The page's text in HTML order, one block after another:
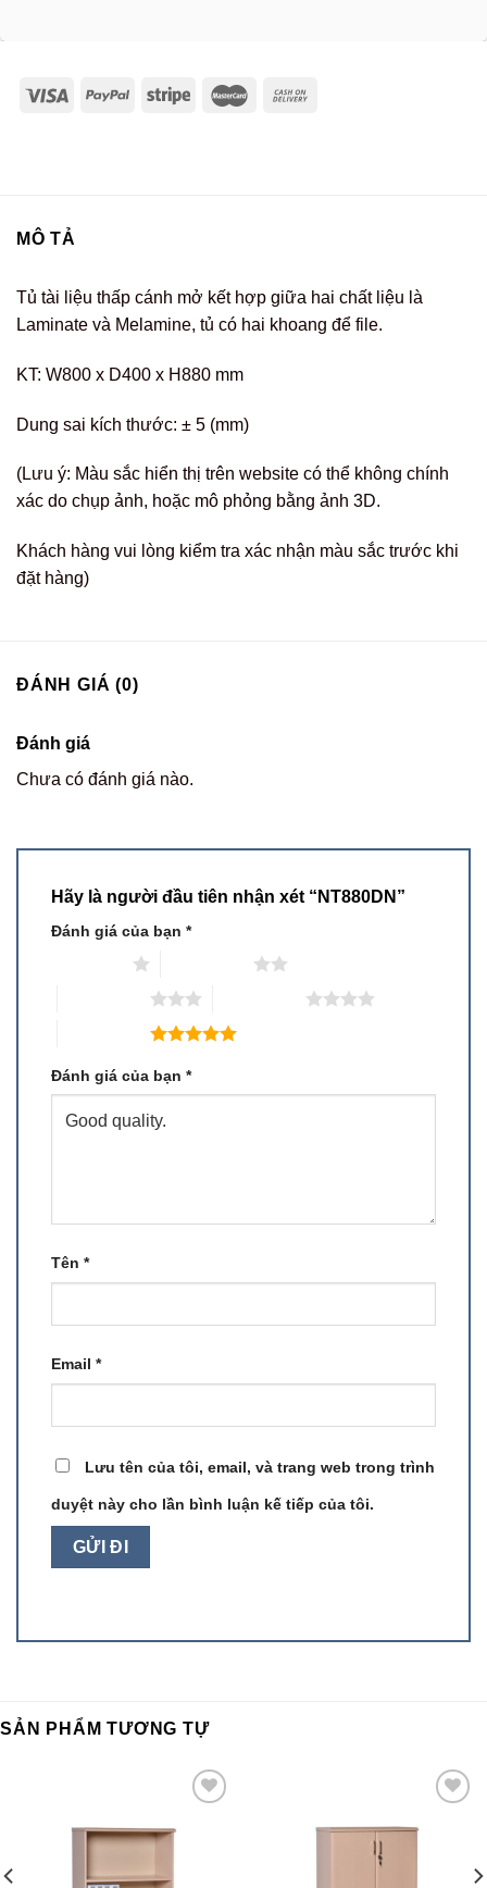
MÔ TẢ
Tủ tài liệu thấp cánh mở kết hợp giữa hai chất liệu là
Laminate và Melamine, tủ có hai khoang để file.
KT: W800 x D400 x H880 mm
Dung sai kích thước: ± 5 (mm)
(Lưu ý: Màu sắc hiển thị trên website có thể không chính
xác do chụp ảnh, hoặc mô phỏng bằng ảnh 3D.
Khách hàng vui lòng kiểm tra xác nhận màu sắc trước khi
đặt hàng)
ĐÁNH GIÁ (0)
Đánh giá
Chưa có đánh giá nào.
Hãy là người đầu tiên nhận xét “NT880DN”
Đánh giá của bạn *
Đánh giá của bạn *
Tên *
Email *
Lưu tên của tôi, email, và trang web trong trình
duyệt này cho lần bình luận kế tiếp của tôi.
SẢN PHẨM TƯƠNG TỰ